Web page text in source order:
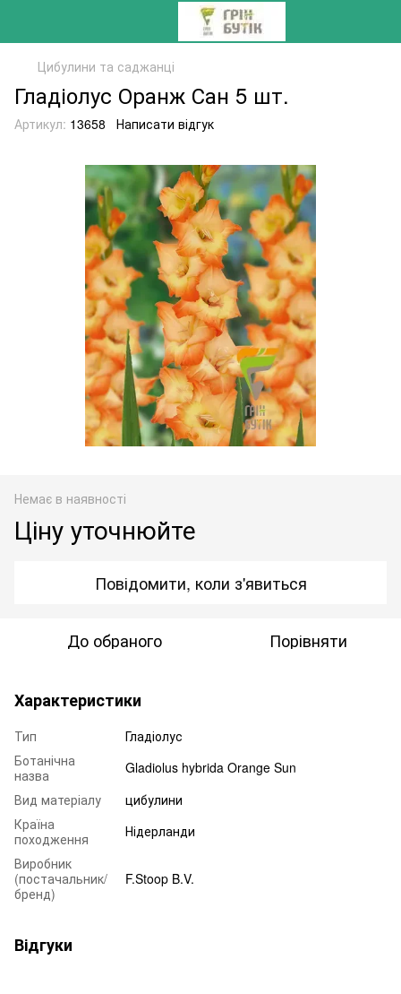
Цибулини та саджанці
Гладіолус Оранж Сан 5 шт.
Артикул: 13658 Написати відгук
Немає в наявності
Ціну уточнюйте
Повідомити, коли з'явиться
До обраного Порівняти
Характеристики
Тип
Гладіолус
Ботанічна
назва
Gladiolus hybrida Orange Sun
Вид матеріалу
цибулини
Країна
походження
Нідерланди
Виробник
(постачальник/
бренд)
F.Stoop B.V.
Відгуки